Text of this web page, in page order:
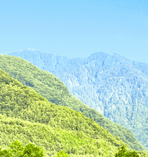
が
た
つ
映
え